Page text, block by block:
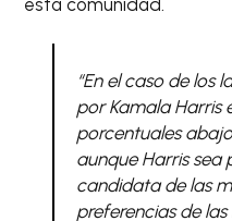
esta comunidad.
“En el caso de los
por Kamala Harris
porcentuales abajo
aunque Harris sea
candidata de las
preferencias de